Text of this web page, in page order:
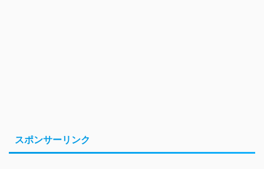
スポンサーリンク